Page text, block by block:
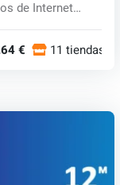
de Internet
€ 11 tiendas